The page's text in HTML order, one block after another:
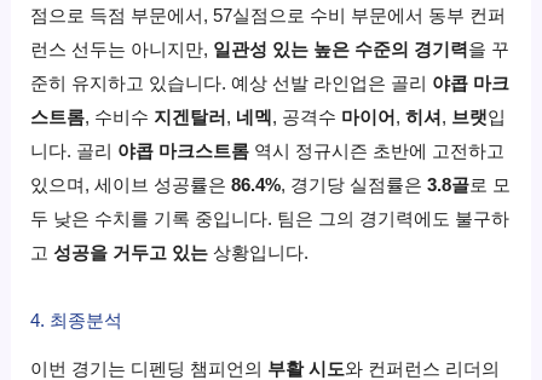
점으로 득점 부문에서, 57실점으로 수비 부문에서 동부 컨퍼
런스 선두는 아니지만, 일관성 있는 높은 수준의 경기력을 꾸
준히 유지하고 있습니다. 예상 선발 라인업은 골리 야콥 마크
스트롬, 수비수 지겐탈러 , 네멕 , 공격수 마이어 ,히셔 , 브랫입
니다. 골리 야콥 마크스트롬 역시 정규시즌 초반에 고전하고
있으며, 세이브 성공률은86.4%, 경기당 실점률은3.8골로 모
두 낮은 수치를 기록 중입니다. 팀은 그의 경기력에도 불구하
고성공을 거두고 있는 상황입니다.
4. 최종분석
이번 경기는 디펜딩 챔피언의 부활 시도와 컨퍼런스 리더의